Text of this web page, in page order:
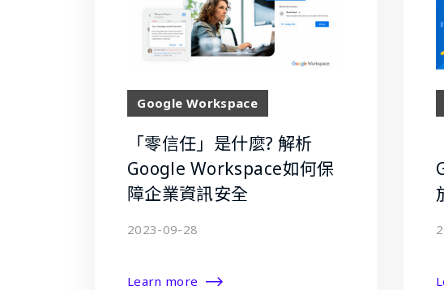
Google Workspace
「零信任」是什麼? 解析
Google Workspace如何保
障企業資訊安全
2023-09-28
Learn more